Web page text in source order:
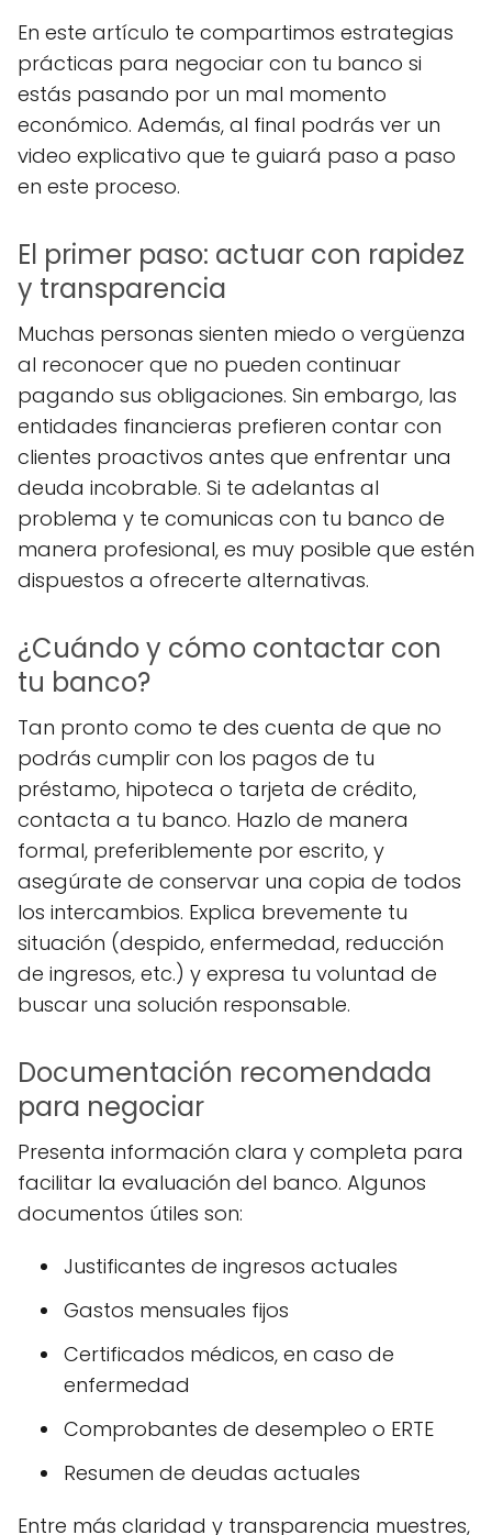
En este artículo te compartimos estrategias
prácticas para negociar con tu banco si
estás pasando por un mal momento
económico. Además, al final podrás ver un
video explicativo que te guiará paso a paso
en este proceso.
El primer paso: actuar con rapidez
y transparencia
Muchas personas sienten miedo o vergüenza
al reconocer que no pueden continuar
pagando sus obligaciones. Sin embargo, las
entidades financieras prefieren contar con
clientes proactivos antes que enfrentar una
deuda incobrable. Si te adelantas al
problema y te comunicas con tu banco de
manera profesional, es muy posible que estén
dispuestos a ofrecerte alternativas.
¿Cuándo y cómo contactar con
tu banco?
Tan pronto como te des cuenta de que no
podrás cumplir con los pagos de tu
préstamo, hipoteca o tarjeta de crédito,
contacta a tu banco. Hazlo de manera
formal, preferiblemente por escrito, y
asegúrate de conservar una copia de todos
los intercambios. Explica brevemente tu
situación (despido, enfermedad, reducción
de ingresos, etc.) y expresa tu voluntad de
buscar una solución responsable.
Documentación recomendada
para negociar
Presenta información clara y completa para
facilitar la evaluación del banco. Algunos
documentos útiles son:
Justificantes de ingresos actuales
Gastos mensuales fijos
Certificados médicos, en caso de
enfermedad
Comprobantes de desempleo o ERTE
Resumen de deudas actuales
Entre más claridad y transparencia muestres,